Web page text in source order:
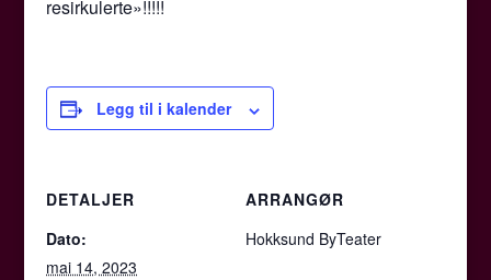
resirkulerte»!!!!!
Legg til i kalender
DETALJER
Dato:
mai 14, 2023
ARRANGØR
Hokksund ByTeater